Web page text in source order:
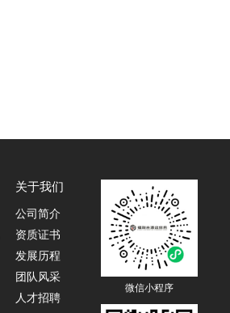
关于我们
公司简介
资质证书
发展历程
团队风采
人才招聘
微信小程序